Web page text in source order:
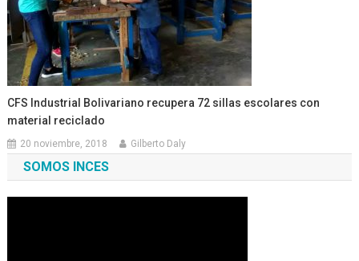
CFS Industrial Bolivariano recupera 72 sillas escolares con
material reciclado
20 noviembre, 2018 Gilberto Daly
SOMOS INCES